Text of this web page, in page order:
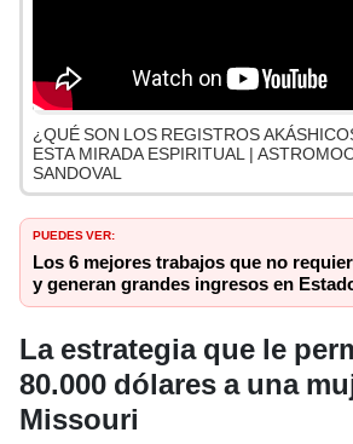
¿QUÉ SON LOS REGISTROS
ESTA MIRADA ESPIRITUAL |
SANDOVAL
PUEDES VER:
Los 6 mejores trabajos que no
y generan grandes ingresos en
La estrategia que le
80.000 dólares a una
Missouri